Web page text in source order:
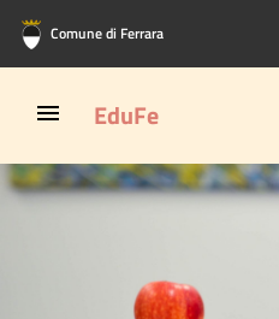
Vai al contenuto principale
Vai al footer
Comune di Ferrara
EduFe